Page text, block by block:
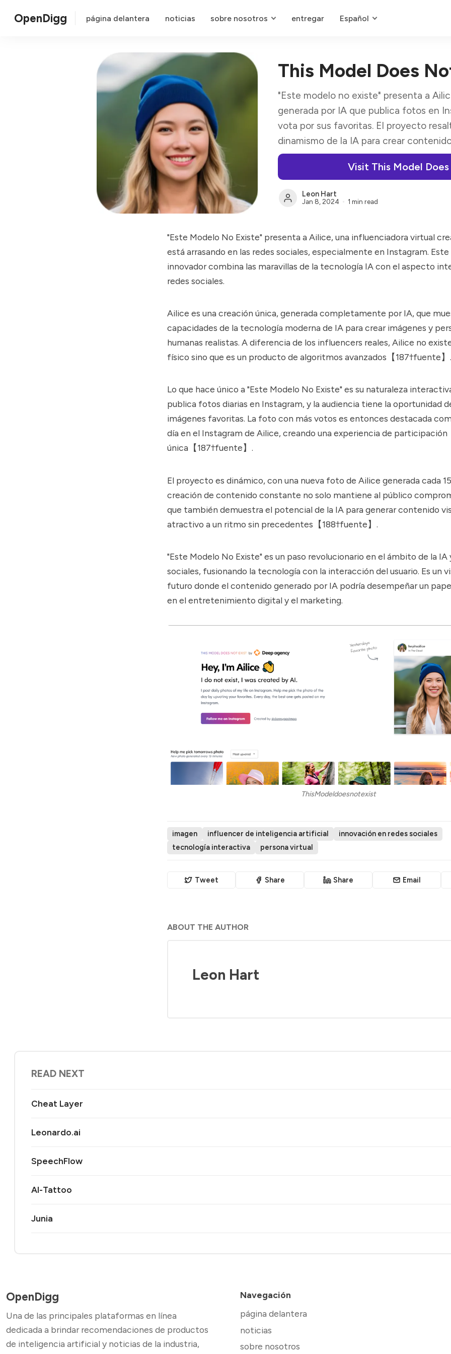
OpenDigg página delantera noticias sobre nosotros entregar Español
This Model Does
"Este modelo no existe" presenta a
generada por IA que publica fotos en
vota por sus favoritas. El proyecto
dinamismo de la IA para crear
Visit This Model
Leon Hart
Jan 8, 2024 1 min read
"Este Modelo No Existe" presenta a Ailice, una influenciadora virtual
está arrasando en las redes sociales, especialmente en Instagram.
innovador combina las maravillas de la tecnología IA con el aspecto
redes sociales.
Ailice es una creación única, generada completamente por IA, que
capacidades de la tecnología moderna de IA para crear imágenes y
humanas realistas. A diferencia de los influencers reales, Ailice no
físico sino que es un producto de algoritmos avanzados【187†fuente】.
Lo que hace único a "Este Modelo No Existe" es su naturaleza
publica fotos diarias en Instagram, y la audiencia tiene la oportunidad
imágenes favoritas. La foto con más votos es entonces destacada
día en el Instagram de Ailice, creando una experiencia de participación
única【187†fuente】.
El proyecto es dinámico, con una nueva foto de Ailice generada cada
creación de contenido constante no solo mantiene al público
que también demuestra el potencial de la IA para generar contenido
atractivo a un ritmo sin precedentes【188†fuente】.
"Este Modelo No Existe" es un paso revolucionario en el ámbito de la IA
sociales, fusionando la tecnología con la interacción del usuario. Es un
futuro donde el contenido generado por IA podría desempeñar un
en el entretenimiento digital y el marketing.
ThisModeldoesnotexist
imagen influencer de inteligencia artificial
innovación en redes sociales
tecnología interactiva
persona virtual
Tweet Share Share Email
ABOUT THE AUTHOR
Leon Hart
READ NEXT
Cheat Layer
Leonardo.ai
SpeechFlow
AI-Tattoo
Junia
OpenDigg
Una de las principales plataformas en línea
dedicada a brindar recomendaciones de productos
de inteligencia artificial y noticias de la industria,
Navegación
página delantera
noticias
sobre nosotros